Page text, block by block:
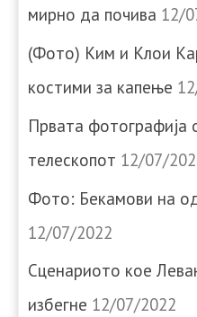
мирно да почива 12/
(Фото) Ким и Клои
костими за капење
Првата фотографија
телескопот 12/07/
Фото: Бекамови на
12/07/2022
Сценариото кое
избегне 12/07/2022